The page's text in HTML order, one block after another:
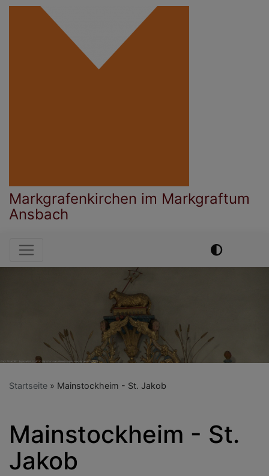
Direkt
Markgrafenkirchen im Markgraftum
Ansbach
Hauptnavigation
Startseite Mainstockheim - St. Jakob
Mainstockheim - St.
Jakob